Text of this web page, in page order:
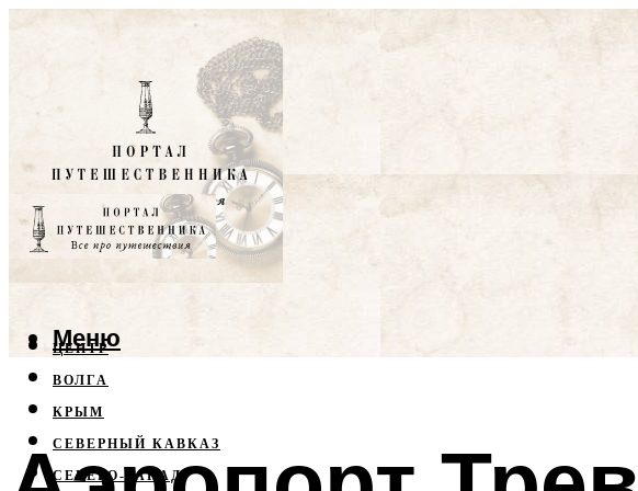
ЦЕНТР
ВОЛГА
КРЫМ
СЕВЕРНЫЙ КАВКАЗ
СЕВЕРО-ЗАПАД
Меню